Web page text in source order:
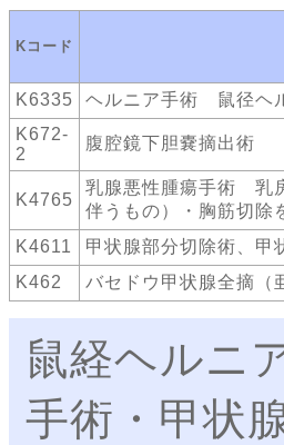
Kコード
K6335
ヘルニア手術 鼠径ヘ
K672-
2
腹腔鏡下胆嚢摘出術
K4765
乳腺悪性腫瘍手術 乳
伴うもの）・胸筋切除
K4611
甲状腺部分切除術、
K462
バセドウ甲状腺全摘（
鼠経ヘルニ
手術・甲状